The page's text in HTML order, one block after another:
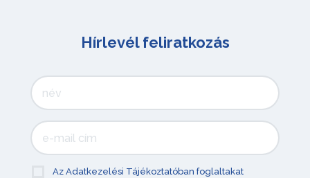
Hírlevél feliratkozás
Az Adatkezelési Tájékoztatóban foglaltakat